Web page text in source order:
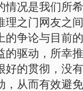
情况是我们所
理之门网友之
的争论与目前
的驱动，所幸
好的贯彻，没
，从而有效避